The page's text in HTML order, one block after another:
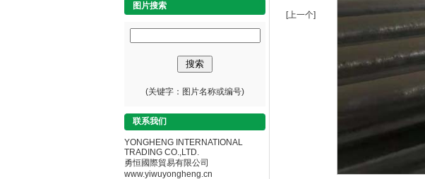
图片搜索
(关键字：图片名称或编号)
联系我们
YONGHENG INTERNATIONAL
TRADING CO.,LTD.
勇恒國際貿易有限公司
www.yiwuyongheng.cn
[上一个]